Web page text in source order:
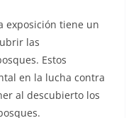
exposición tiene un
las
Estos
en la lucha contra
al descubierto los